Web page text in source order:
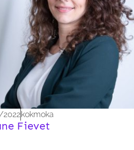
2022kokmoka
Fievet